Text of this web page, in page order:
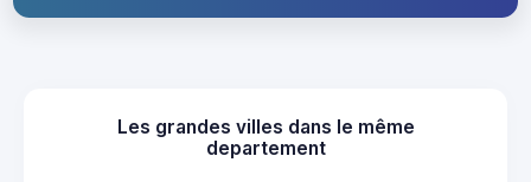
Les grandes villes dans le même
departement